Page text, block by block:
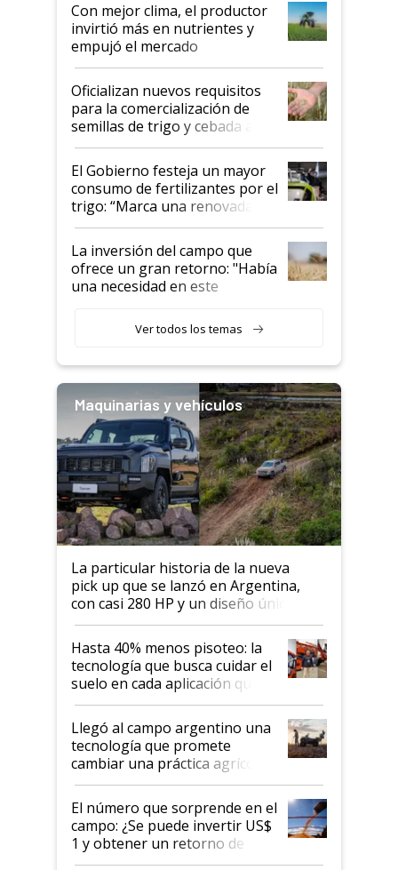
Con mejor clima, el productor
invirtió más en nutrientes y
empujó el mercado
Oficializan nuevos requisitos
para la comercialización de
semillas de trigo y cebada a
granel
El Gobierno festeja un mayor
consumo de fertilizantes por el
trigo: “Marca una renovada
confianza de los productores”
La inversión del campo que
ofrece un gran retorno: "Había
una necesidad en este
Ver todos los temas
Maquinarias y vehículos
La particular historia de la nueva
pick up que se lanzó en Argentina,
con casi 280 HP y un diseño único: a
cuánto se vende
Hasta 40% menos pisoteo: la
tecnología que busca cuidar el
suelo en cada aplicación que
llevó Jacto al Congreso
Aapresid 2026
Llegó al campo argentino una
tecnología que promete
cambiar una práctica agrícola
clave: ¿Y si analizar el suelo
fuera tan simple como apretar
un botón?
El número que sorprende en el
campo: ¿Se puede invertir US$
1 y obtener un retorno de
hasta US$ 10 en agricultura?